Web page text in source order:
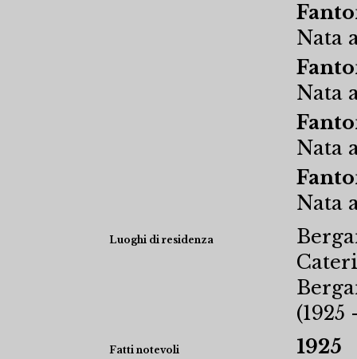
Nata
Nata
Nata
Nata
Luoghi di residenza
(1925
Fatti notevoli
1925